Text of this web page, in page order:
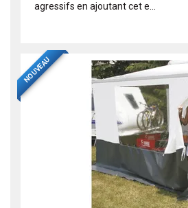
agressifs en ajoutant cet e...
NOUVEAU